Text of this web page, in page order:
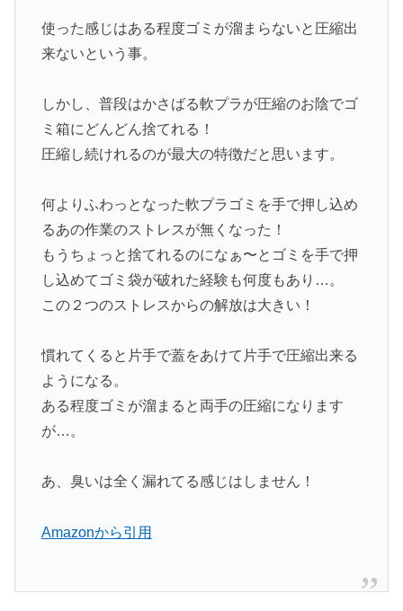
使った感じはある程度ゴミが溜まらないと圧縮出
来ないという事。
しかし、普段はかさばる軟プラが圧縮のお陰でゴ
ミ箱にどんどん捨てれる！
圧縮し続けれるのが最大の特徴だと思います。
何よりふわっとなった軟プラゴミを手で押し込め
るあの作業のストレスが無くなった！
もうちょっと捨てれるのになぁ〜とゴミを手で押
し込めてゴミ袋が破れた経験も何度もあり…。
この２つのストレスからの解放は大きい！
慣れてくると片手で蓋をあけて片手で圧縮出来る
ようになる。
ある程度ゴミが溜まると両手の圧縮になります
が…。
あ、臭いは全く漏れてる感じはしません！
Amazonから引用